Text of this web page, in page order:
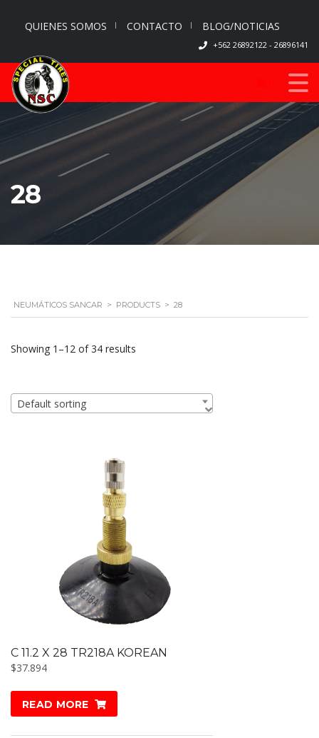
QUIENES SOMOS CONTACTO BLOG/NOTICIAS
+562 26892122 - 26896141
28
NEUMÁTICOS SANCAR > PRODUCTS > 28
Showing 1–12 of 34 results
Default sorting
C 11.2 X 28 TR218A KOREAN
$37.894
READ MORE